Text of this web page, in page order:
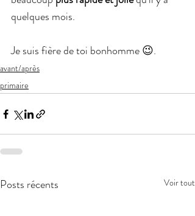
quelques mois.
Je suis fière de toi bonhomme 😉.
avant/après
primaire
Posts récents Voir tout